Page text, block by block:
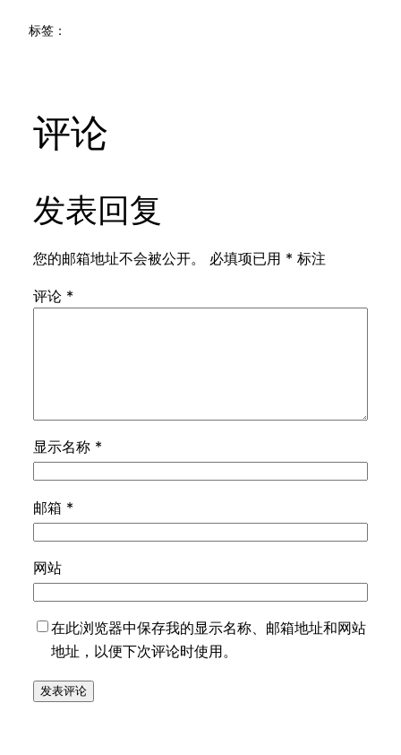
标签：
评论
发表回复
您的邮箱地址不会被公开。 必填项已用 * 标注
评论 *
显示名称 *
邮箱 *
网站
在此浏览器中保存我的显示名称、邮箱地址和网站
地址，以便下次评论时使用。